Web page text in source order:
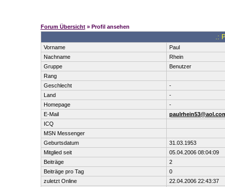
Forum Übersicht» Profil ansehen
.:
Vorname
Paul
Nachname
Rhein
Gruppe
Benutzer
Rang
Geschlecht
-
Land
-
Homepage
-
E-Mail
ICQ
MSN Messenger
Geburtsdatum
31.03.1953
Mitglied seit
05.04.2006 08:04:09
Beiträge
2
Beiträge pro Tag
0
zuletzt Online
22.04.2006 22:43:37